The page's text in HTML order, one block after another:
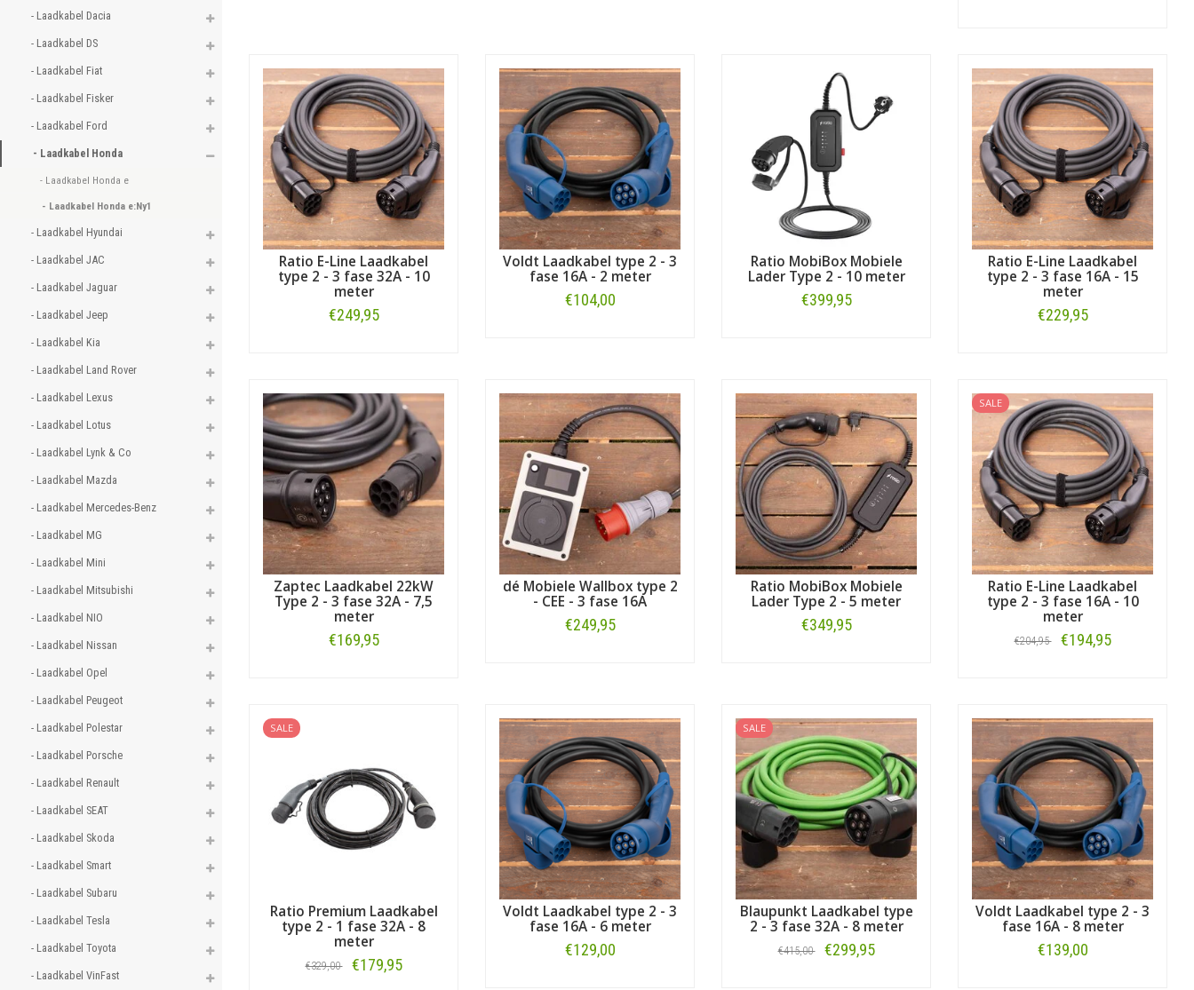
- Laadkabel Dacia
- Laadkabel DS
- Laadkabel Fiat
- Laadkabel Fisker
- Laadkabel Ford
- Laadkabel Honda
- Laadkabel Honda e
- Laadkabel Honda e:Ny1
- Laadkabel Hyundai
- Laadkabel JAC
- Laadkabel Jaguar
- Laadkabel Jeep
- Laadkabel Kia
- Laadkabel Land Rover
- Laadkabel Lexus
- Laadkabel Lotus
- Laadkabel Lynk & Co
- Laadkabel Mazda
- Laadkabel Mercedes-Benz
- Laadkabel MG
- Laadkabel Mini
- Laadkabel Mitsubishi
- Laadkabel NIO
- Laadkabel Nissan
- Laadkabel Opel
- Laadkabel Peugeot
- Laadkabel Polestar
- Laadkabel Porsche
- Laadkabel Renault
- Laadkabel SEAT
- Laadkabel Skoda
- Laadkabel Smart
- Laadkabel Subaru
- Laadkabel Tesla
- Laadkabel Toyota
- Laadkabel VinFast
Ratio E-Line Laadkabel
type 2 - 3 fase 32A - 10
meter
€249,95
Voldt Laadkabel type 2 - 3
fase 16A - 2 meter
€104,00
Ratio MobiBox Mobiele
Lader Type 2 - 10 meter
€399,95
Ratio E-Line Laadkabel
type 2 - 3 fase 16A - 15
meter
€229,95
Zaptec Laadkabel 22kW
Type 2 - 3 fase 32A - 7,5
meter
€169,95
dé Mobiele Wallbox type 2
- CEE - 3 fase 16A
€249,95
Ratio MobiBox Mobiele
Lader Type 2 - 5 meter
€349,95
SALE
Ratio E-Line Laadkabel
type 2 - 3 fase 16A - 10
meter
€204,95 €194,95
SALE
Ratio Premium Laadkabel
type 2 - 1 fase 32A - 8
meter
€329,00 €179,95
Voldt Laadkabel type 2 - 3
fase 16A - 6 meter
€129,00
SALE
Blaupunkt Laadkabel type
2 - 3 fase 32A - 8 meter
€415,00 €299,95
Voldt Laadkabel type 2 - 3
fase 16A - 8 meter
€139,00